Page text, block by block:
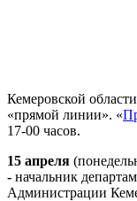
Кемеровской
«прямой линии». «
17-00 часов.
15 апреля
- начальник
Администрации